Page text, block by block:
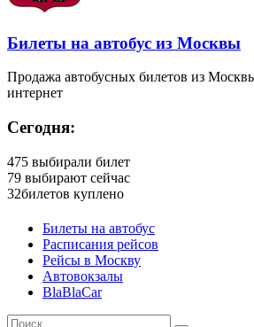
Билеты на автобус из Москвы
Продажа автобусных билетов из
интернет
Сегодня:
475 выбирали билет
79 выбирают сейчас
32билетов куплено
Билеты на автобус
Расписания рейсов
Рейсы в Москву
Автовокзалы
BlaBlaCar